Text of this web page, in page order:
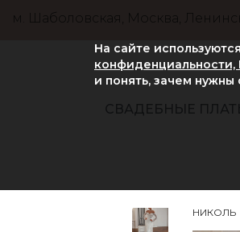
м. Шаболовская, Москва,
СВАДЕБНЫЕ
НИКОЛЬ
На сайте
и понять, зачем